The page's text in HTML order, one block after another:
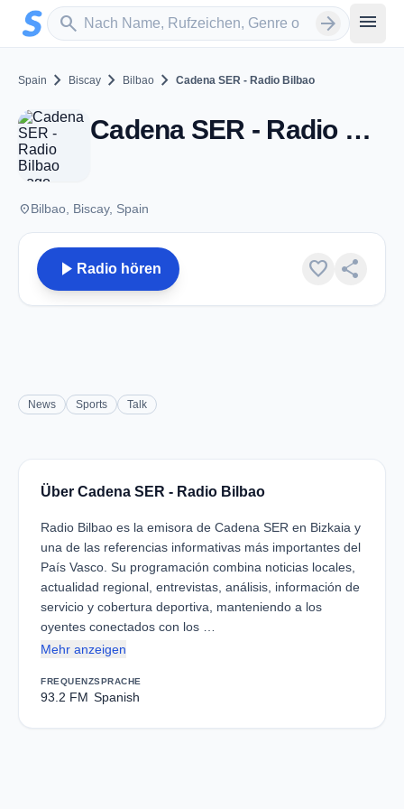
Zum Hauptinhalt springen
search
Sender suchen arrow_forward menu
Spain chevron_right Biscay chevron_right Bilbao chevron_right Cadena SER - Radio Bilbao
Cadena SER - Radio Bilbao - FM 93.2 - Bilbao
placeBilbao, Biscay, Spain
play_arrow Radio hören favorite share
News Sports Talk
Über Cadena SER - Radio Bilbao
Radio Bilbao es la emisora de Cadena SER en Bizkaia y
una de las referencias informativas más importantes del
País Vasco. Su programación combina noticias locales,
actualidad regional, entrevistas, análisis, información de
servicio y cobertura deportiva, manteniendo a los
oyentes conectados con los …
Mehr anzeigen
FREQUENZ
93.2 FM
SPRACHE
Spanish